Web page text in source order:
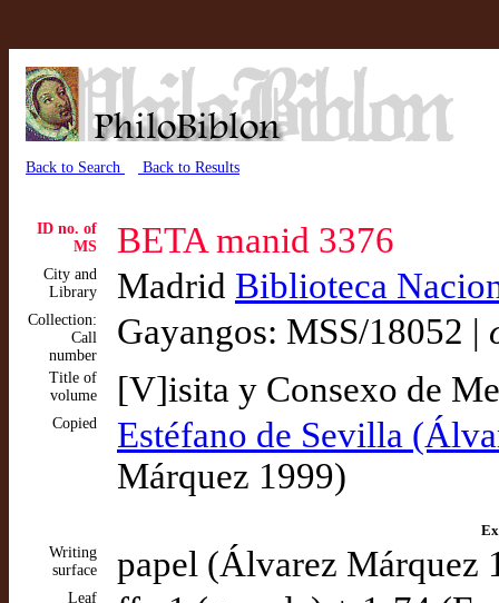
Back to Search Back to Results
ID no. of
MS
BETA manid 3376
City and
Library
Madrid Biblioteca
Collection:
Call
number
Gayangos: MSS/18052 |
Title of
volume
[V]isita y Consexo de
Copied
Estéfano de Sevilla
Márquez 1999)
Writing
surface
papel (Álvarez Márquez
Leaf